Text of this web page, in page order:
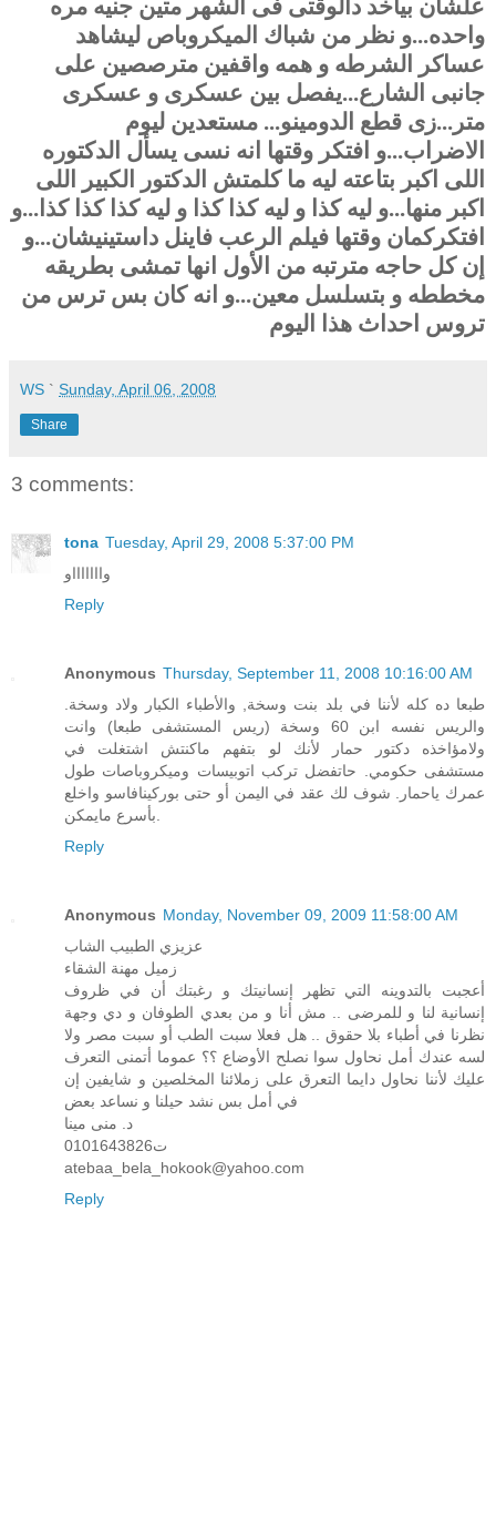
علشان بياخد دالوقتى فى الشهر متين جنيه مره
واحده...و نظر من شباك الميكروباص ليشاهد
عساكر الشرطه و همه واقفين مترصصين على
جانبى الشارع...يفصل بين عسكرى و عسكرى
متر...زى قطع الدومينو... مستعدين ليوم
الاضراب...و افتكر وقتها انه نسى يسأل الدكتوره
اللى اكبر بتاعته ليه ما كلمتش الدكتور الكبير اللى
اكبر منها...و ليه كذا و ليه كذا كذا و ليه كذا كذا كذا...و
افتكركمان وقتها فيلم الرعب فاينل داستينيشان...و
إن كل حاجه مترتبه من الأول انها تمشى بطريقه
مخططه و بتسلسل معين...و انه كان بس ترس من
تروس احداث هذا اليوم
WS ` Sunday, April 06, 2008
Share
3 comments:
tona Tuesday, April 29, 2008 5:37:00 PM
واااااااو
Reply
Anonymous Thursday, September 11, 2008 10:16:00 AM
طبعا ده كله لأننا في بلد بنت وسخة, والأطباء الكبار ولاد وسخة.
والريس نفسه ابن 60 وسخة (ريس المستشفى طبعا) وانت
ولامؤاخذه دكتور حمار لأنك لو بتفهم ماكنتش اشتغلت في
مستشفى حكومي. حاتفضل تركب اتوبيسات وميكروباصات طول
عمرك ياحمار. شوف لك عقد في اليمن أو حتى بوركينافاسو واخلع
Reply
Anonymous Monday, November 09, 2009 11:58:00 AM
عزيزي الطبيب الشاب
زميل مهنة الشقاء
أعجبت بالتدوينه التي تظهر إنسانيتك و رغبتك أن في ظروف
إنسانية لنا و للمرضى .. مش أنا و من بعدي الطوفان و دي وجهة
نظرنا في أطباء بلا حقوق .. هل فعلا سبت الطب أو سبت مصر ولا
لسه عندك أمل نحاول سوا نصلح الأوضاع ؟؟ عموما أتمنى التعرف
عليك لأننا نحاول دايما التعرق على زملائنا المخلصين و شايفين إن
في أمل بس نشد حيلنا و نساعد بعض
د. منى مينا
ت0101643826
atebaa_bela_hokook@yahoo.com
Reply